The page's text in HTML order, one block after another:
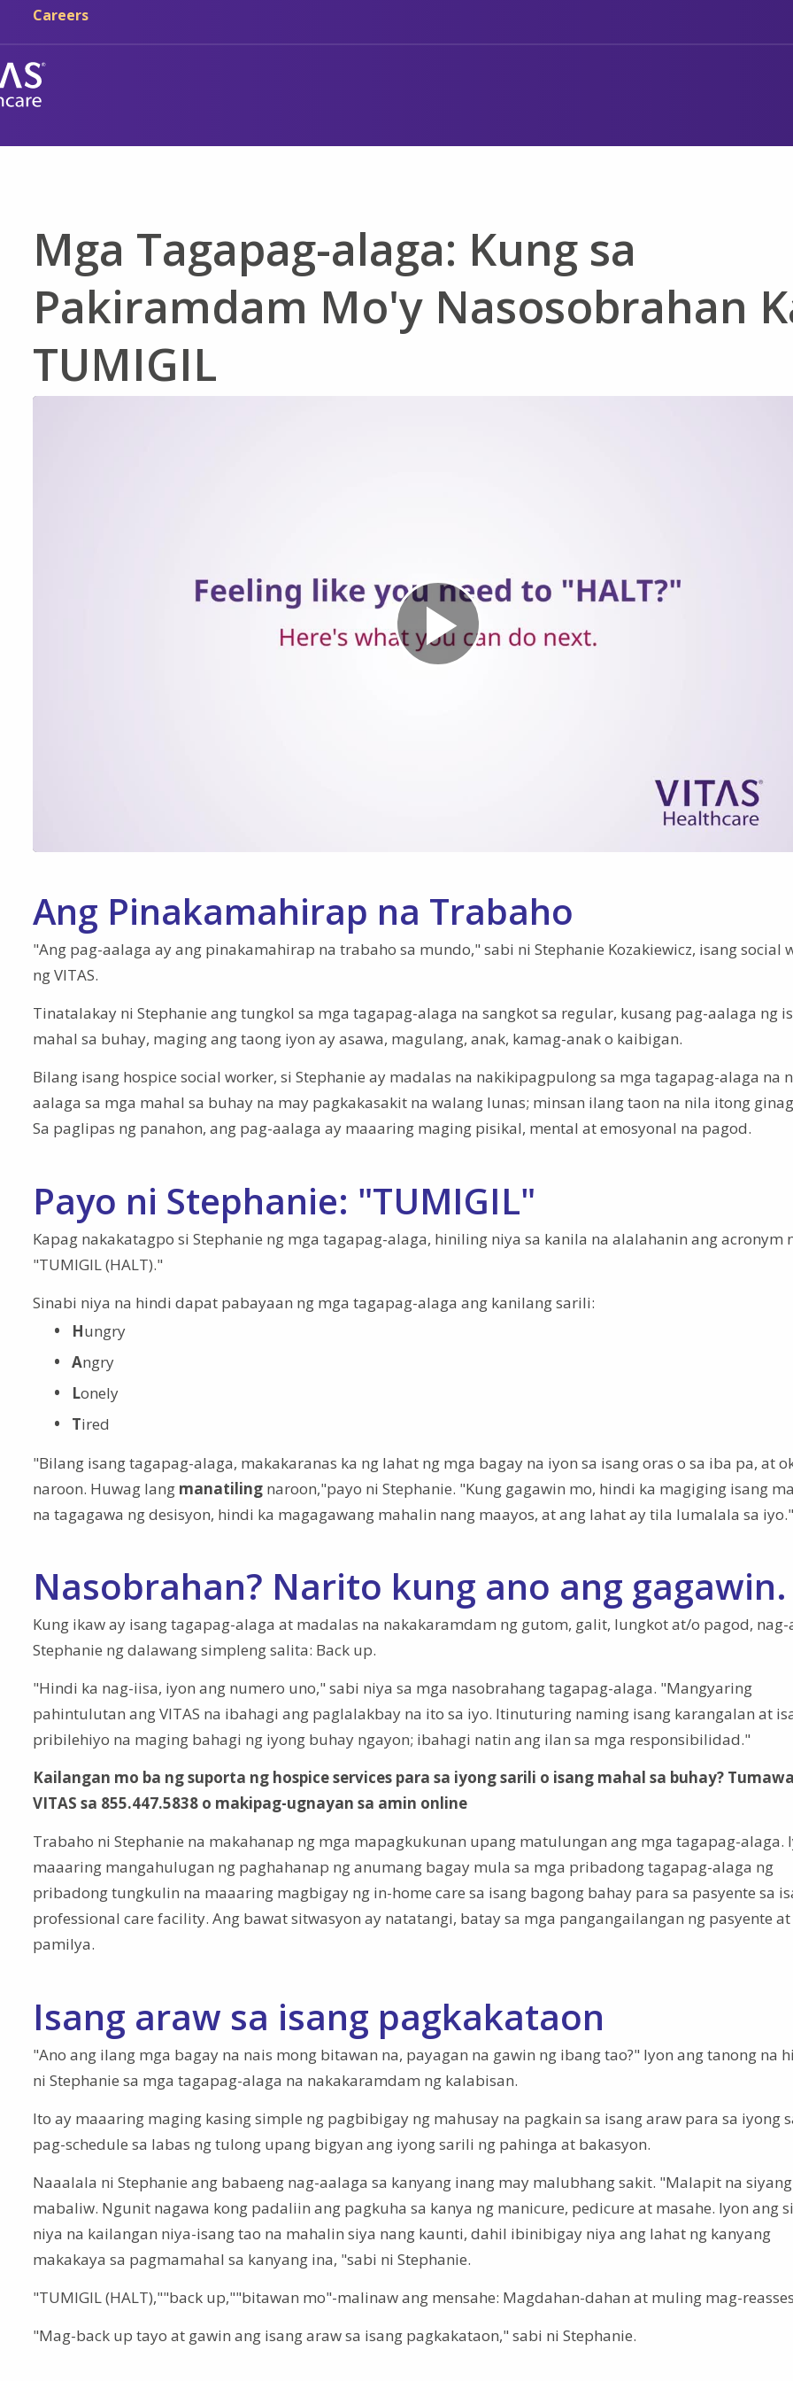
Skip sa main content
Skip sa navigation
Careers
Mga Tagapag-alaga: Kung sa
Pakiramdam Mo'y Nasosobrahan
TUMIGIL
Play
Ang Pinakamahirap na Trabaho
"Ang pag-aalaga ay ang pinakamahirap na trabaho sa mundo," sabi ni Stephanie Kozakiewicz, isang social
ng VITAS.
Tinatalakay ni Stephanie ang tungkol sa mga tagapag-alaga na sangkot sa regular, kusang pag-aalaga ng
mahal sa buhay, maging ang taong iyon ay asawa, magulang, anak, kamag-anak o kaibigan.
Bilang isang hospice social worker, si Stephanie ay madalas na nakikipagpulong sa mga tagapag-alaga na
aalaga sa mga mahal sa buhay na may pagkakasakit na walang lunas; minsan ilang taon na nila itong
Sa paglipas ng panahon, ang pag-aalaga ay maaaring maging pisikal, mental at emosyonal na pagod.
Payo ni Stephanie: "TUMIGIL"
Kapag nakakatagpo si Stephanie ng mga tagapag-alaga, hiniling niya sa kanila na alalahanin ang acronym
"TUMIGIL (HALT)."
Sinabi niya na hindi dapat pabayaan ng mga tagapag-alaga ang kanilang sarili:
Hungry
Angry
Lonely
Tired
"Bilang isang tagapag-alaga, makakaranas ka ng lahat ng mga bagay na iyon sa isang oras o sa iba pa, at
naroon. Huwag lang manatiling naroon,"payo ni Stephanie. "Kung gagawin mo, hindi ka magiging isang
na tagagawa ng desisyon, hindi ka magagawang mahalin nang maayos, at ang lahat ay tila lumalala sa iyo."
Nasobrahan? Narito kung ano ang gagawin.
Kung ikaw ay isang tagapag-alaga at madalas na nakakaramdam ng gutom, galit, lungkot at/o pagod, nag-
Stephanie ng dalawang simpleng salita: Back up.
"Hindi ka nag-iisa, iyon ang numero uno," sabi niya sa mga nasobrahang tagapag-alaga. "Mangyaring
pahintulutan ang VITAS na ibahagi ang paglalakbay na ito sa iyo. Itinuturing naming isang karangalan at
pribilehiyo na maging bahagi ng iyong buhay ngayon; ibahagi natin ang ilan sa mga responsibilidad."
Kailangan mo ba ng suporta ng hospice services para sa iyong sarili o isang mahal sa buhay?
VITAS sa 855.447.5838 o makipag-ugnayan sa amin online
Trabaho ni Stephanie na makahanap ng mga mapagkukunan upang matulungan ang mga tagapag-alaga.
maaaring mangahulugan ng paghahanap ng anumang bagay mula sa mga pribadong tagapag-alaga ng
pribadong tungkulin na maaaring magbigay ng in-home care sa isang bagong bahay para sa pasyente sa
professional care facility. Ang bawat sitwasyon ay natatangi, batay sa mga pangangailangan ng pasyente at
pamilya.
Isang araw sa isang pagkakataon
"Ano ang ilang mga bagay na nais mong bitawan na, payagan na gawin ng ibang tao?" Iyon ang tanong na
ni Stephanie sa mga tagapag-alaga na nakakaramdam ng kalabisan.
Ito ay maaaring maging kasing simple ng pagbibigay ng mahusay na pagkain sa isang araw para sa iyong
pag-schedule sa labas ng tulong upang bigyan ang iyong sarili ng pahinga at bakasyon.
Naaalala ni Stephanie ang babaeng nag-aalaga sa kanyang inang may malubhang sakit. "Malapit na siyang
mabaliw. Ngunit nagawa kong padaliin ang pagkuha sa kanya ng manicure, pedicure at masahe. Iyon ang
niya na kailangan niya-isang tao na mahalin siya nang kaunti, dahil ibinibigay niya ang lahat ng kanyang
makakaya sa pagmamahal sa kanyang ina, "sabi ni Stephanie.
"TUMIGIL (HALT),""back up,""bitawan mo"-malinaw ang mensahe: Magdahan-dahan at muling mag-
"Mag-back up tayo at gawin ang isang araw sa isang pagkakataon," sabi ni Stephanie.